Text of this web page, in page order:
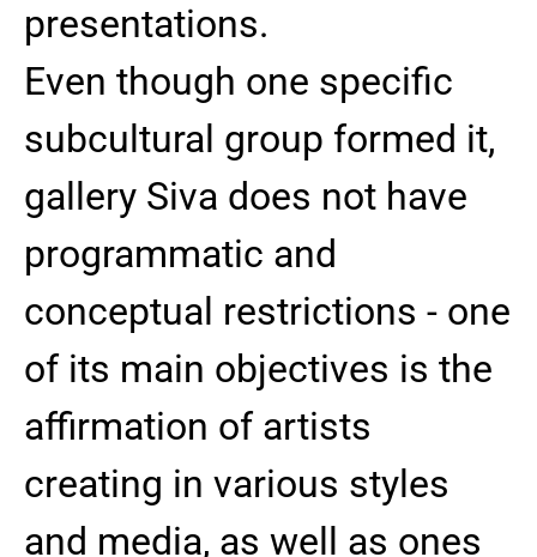
presentations.
Even though one specific
subcultural group formed it,
gallery Siva does not have
programmatic and
conceptual restrictions - one
of its main objectives is the
affirmation of artists
creating in various styles
and media, as well as ones